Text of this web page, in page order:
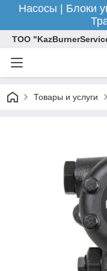
Насосы | Блоки
ТОО
Товары и услуги